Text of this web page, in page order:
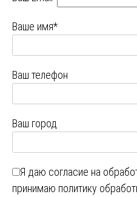
Ваше имя*
Ваш телефон
Ваш город
Я даю согласие на
принимаю политику